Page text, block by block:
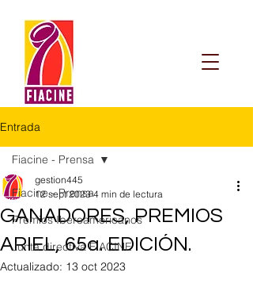
Entrada
Fiacine - Prensa
Premios Iberoamericanos
Junta directiva FIACINE
Fiacine - Prensa
GANADORES, PREMIOS
ARIEL, 65a. EDICIÓN.
gestion445
12 sept 2023 4 min de lectura
Actualizado: 13 oct 2023